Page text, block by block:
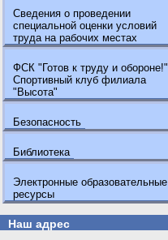
Сведения о проведении
специальной оценки условий
труда на рабочих местах
ФСК "Готов к труду и обороне!"
Спортивный клуб филиала
"Высота"
Безопасность
Библиотека
Электронные образовательные
ресурсы
Наш адрес